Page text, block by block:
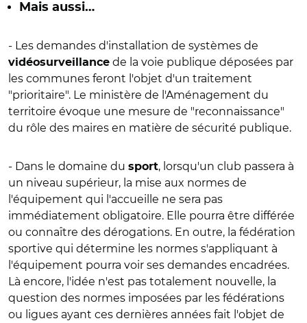
Mais aussi…
- Les demandes d'installation de systèmes de
vidéosurveillance de la voie publique déposées par
les communes feront l'objet d'un traitement
"prioritaire". Le ministère de l'Aménagement du
territoire évoque une mesure de "reconnaissance"
du rôle des maires en matière de sécurité publique.
- Dans le domaine du sport, lorsqu'un club passera à
un niveau supérieur, la mise aux normes de
l'équipement qui l'accueille ne sera pas
immédiatement obligatoire. Elle pourra être différée
ou connaître des dérogations. En outre, la fédération
sportive qui détermine les normes s'appliquant à
l'équipement pourra voir ses demandes encadrées.
Là encore, l'idée n'est pas totalement nouvelle, la
question des normes imposées par les fédérations
ou ligues ayant ces dernières années fait l'objet de